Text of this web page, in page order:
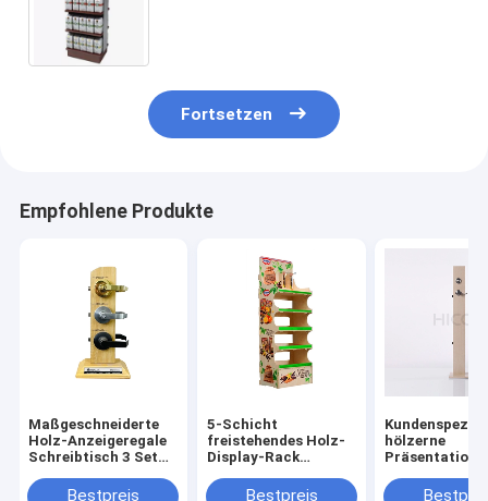
Fortsetzen
Empfohlene Produkte
Maßgeschneiderte
Holz-Anzeigeregale
Schreibtisch 3 Set
AnzeigeBestpreis
5-Schicht
freistehendes Holz-
Display-Rack
für den Einzelhandel
Bestpreis
hölzerne
Türschloss-